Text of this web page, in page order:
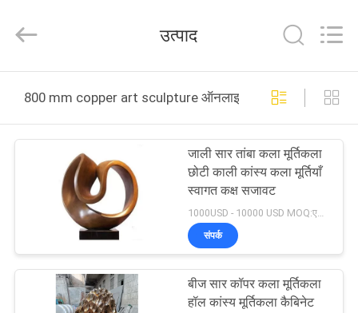
उत्पाद
बारे
Reserved.
उत्पाद
800 mm copper art sculpture ऑनलाइन निर्माण
जाली सार तांबा कला मूर्तिकला
छोटी काली कांस्य कला मूर्तियाँ
स्वागत कक्ष सजावट
1000USD - 10000 USD MOQ:एक टुकड़ा
संपर्क
बीज सार कॉपर कला मूर्तिकला
हॉल कांस्य मूर्तिकला कैबिनेट